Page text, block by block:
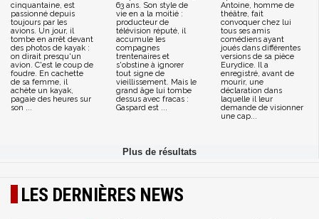
cinquantaine, est
passionné depuis
toujours par les
avions. Un jour, il
tombe en arrêt devant
des photos de kayak :
on dirait presqu'un
avion. C'est le coup de
foudre. En cachette
de sa femme, il
achète un kayak,
pagaie des heures sur
son ...
63 ans. Son style de
vie en a la moitié :
producteur de
télévision réputé, il
accumule les
compagnes
trentenaires et
s'obstine à ignorer
tout signe de
vieillissement. Mais le
grand âge lui tombe
dessus avec fracas :
Gaspard est ...
Antoine, homme de
théâtre, fait
convoquer chez lui
tous ses amis
comédiens ayant
joués dans différentes
versions de sa pièce
Eurydice. Il a
enregistré, avant de
mourir, une
déclaration dans
laquelle il leur
demande de visionner
une cap...
LES DERNIÈRES NEWS